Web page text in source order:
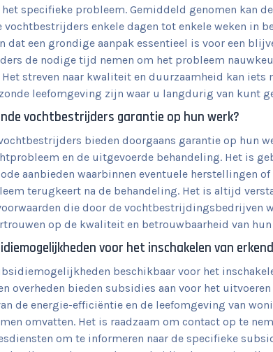
het specifieke probleem. Gemiddeld genomen kan
vochtbestrijders enkele dagen tot enkele weken in
dat een grondige aanpak essentieel is voor een
de nodige tijd nemen om het probleem
Het streven naar kwaliteit en duurzaamheid kan
leefomgeving zijn waar u langdurig van kunt
vochtbestrijders garantie op hun werk?
bieden doorgaans garantie op hun
en de uitgevoerde behandeling. Het is
aanbieden waarbinnen eventuele herstellingen
terugkeert na de behandeling. Het is altijd
die door de vochtbestrijdingsbedrijven
op de kwaliteit en betrouwbaarheid van
voor het inschakelen van
beschikbaar voor het
overheden bieden subsidies aan voor het
de energie-efficiëntie en de leefomgeving van
omvatten. Het is raadzaam om contact op te
om te informeren naar de specifieke